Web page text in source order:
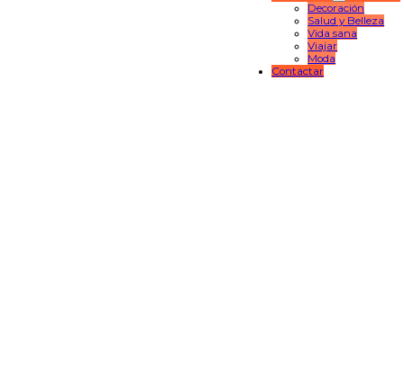
Decoración
Salud y Belleza
Vida sana
Viajar
Moda
Contactar